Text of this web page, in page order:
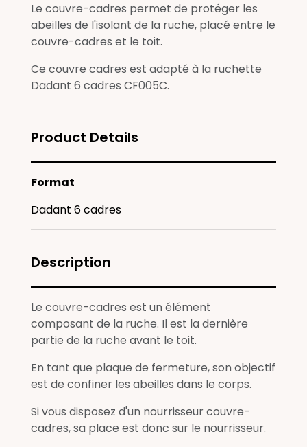
Le couvre-cadres permet de protéger les
abeilles de l'isolant de la ruche, placé entre le
couvre-cadres et le toit.
Ce couvre cadres est adapté à la ruchette
Dadant 6 cadres CF005C.
Product Details
Format
Dadant 6 cadres
Description
Le couvre-cadres est un élément
composant de la ruche. Il est la dernière
partie de la ruche avant le toit.
En tant que plaque de fermeture, son objectif
est de confiner les abeilles dans le corps.
Si vous disposez d'un nourrisseur couvre-
cadres, sa place est donc sur le nourrisseur.